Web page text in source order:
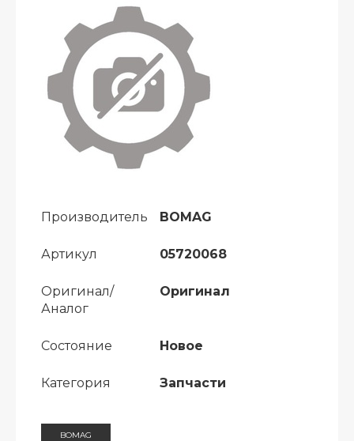
Производитель BOMAG
Артикул 05720068
Оригинал/
Аналог
Оригинал
Состояние Новое
Категория Запчасти
BOMAG